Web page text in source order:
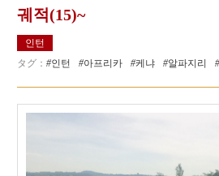
궤적(15)~
인턴
인턴
아프리카 케냐 알파지리